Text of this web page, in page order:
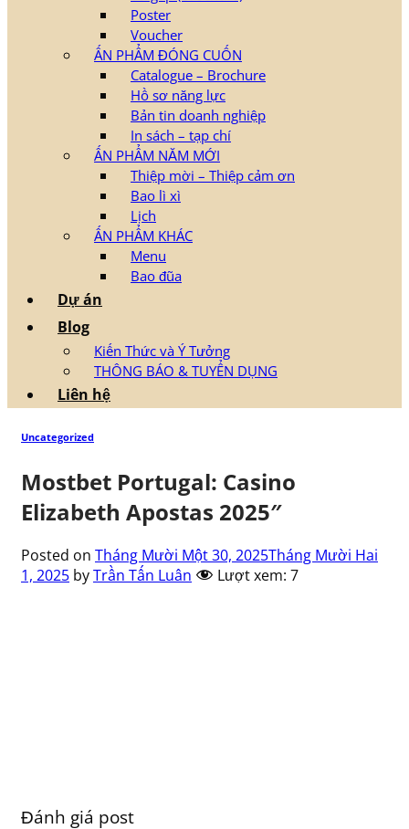
Poster
Voucher
ẤN PHẨM ĐÓNG CUỐN
Catalogue – Brochure
Hồ sơ năng lực
Bản tin doanh nghiệp
In sách – tạp chí
ẤN PHẨM NĂM MỚI
Thiệp mời – Thiệp cảm ơn
Bao lì xì
Lịch
ẤN PHẨM KHÁC
Menu
Bao đũa
Dự án
Blog
Kiến Thức và Ý Tưởng
THÔNG BÁO & TUYỂN DỤNG
Liên hệ
Uncategorized
Mostbet Portugal: Casino
Elizabeth Apostas 2025″
Posted on Tháng Mười Một 30, 2025Tháng Mười Hai
1, 2025 byTrần Tấn Luân Lượt xem: 7
Đánh giá post